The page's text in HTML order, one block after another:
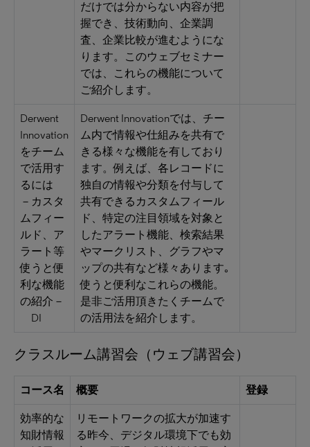
だけでは分からない内容が把
握でき、技術動向、企業調
査、企業比較が進むようにな
ります。このウェブセミナー
では、これらの機能について
ご紹介します。
Derwent
Innovation
をチーム
で活用す
るには
－カスタ
ムフィー
ルド、ア
ラート等
使うと便
利な機能
の紹介－
DI
Derwent Innovationでは、チー
ム内で情報や仕組みを共有で
きる様々な機能を有しており
ます。例えば、各レコードに
独自の情報や分類を付与して
共有できるカスタムフィール
ド、特定の注目領域を対象と
したアラート機能、検索結果
やマークリスト、グラフやマ
ップの共有など様々あります｡
使うと便利なこれらの機能。
是非ご活用頂きたくチームで
の活用法を紹介します。
クラスルーム講習会（ウェブ講習会）
コース名 概要 登録
効率的な
知財情報
リモートワークの拡大が加速す
る昨今、デジタル環境下でも効